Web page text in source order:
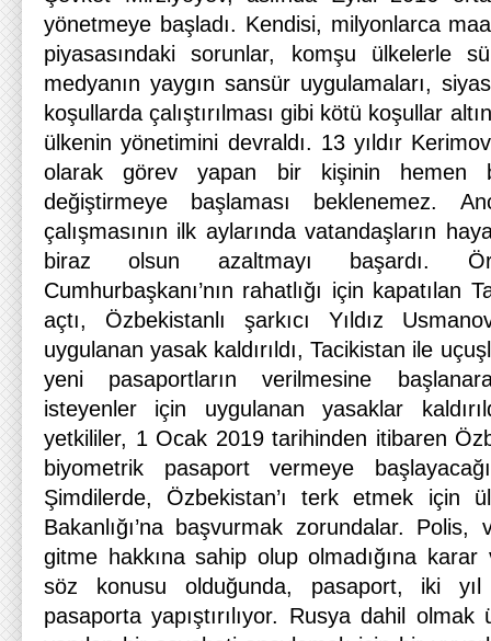
yönetmeye başladı. Kendisi, milyonlarca
piyasasındaki sorunlar, komşu ülkelerle
medyanın yaygın sansür uygulamaları,
koşullarda çalıştırılması gibi kötü koşullar
ülkenin yönetimini devraldı. 13 yıldır
olarak görev yapan bir kişinin hemen
değiştirmeye başlaması beklenemez.
çalışmasının ilk aylarında vatandaşların
biraz olsun azaltmayı başardı.
Cumhurbaşkanı’nın rahatlığı için kapatılan
açtı, Özbekistanlı şarkıcı Yıldız
uygulanan yasak kaldırıldı, Tacikistan ile
yeni pasaportların verilmesine
isteyenler için uygulanan yasaklar
yetkililer, 1 Ocak 2019 tarihinden itibaren
biyometrik pasaport vermeye
Şimdilerde, Özbekistan’ı terk etmek için
Bakanlığı’na başvurmak zorundalar. Polis,
gitme hakkına sahip olup olmadığına karar
söz konusu olduğunda, pasaport, iki
pasaporta yapıştırılıyor. Rusya dahil